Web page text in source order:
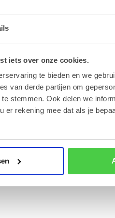
iets over onze cookies.
te bieden en we
van derde partijen om
stemmen. Ook delen we
rekening mee dat als je
zonlicht.